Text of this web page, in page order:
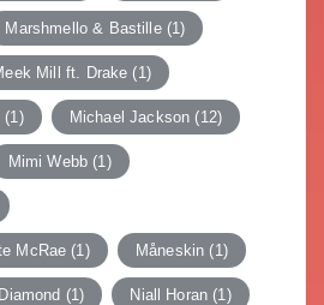
Marshmello & Bastille(1)
Mill ft. Drake (1)
(1) Michael Jackson (12)
Mimi Webb (1)
McRae (1) Måneskin (1)
(1) Niall Horan (1)